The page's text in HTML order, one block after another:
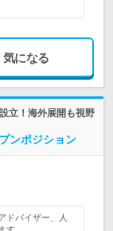
気になる
立！海外展開も視野
ンポジション
ドバイザー、人